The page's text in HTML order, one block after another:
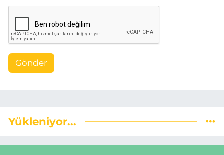
Gönder
Yükleniyor...